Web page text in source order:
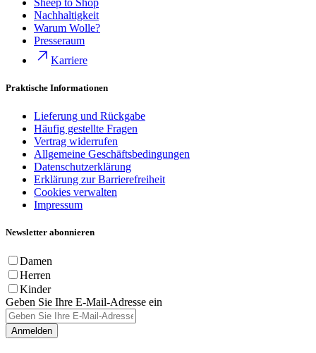
Sheep to Shop
Nachhaltigkeit
Warum Wolle?
Presseraum
Karriere
Praktische Informationen
Lieferung und Rückgabe
Häufig gestellte Fragen
Vertrag widerrufen
Allgemeine Geschäftsbedingungen
Datenschutzerklärung
Erklärung zur Barrierefreiheit
Cookies verwalten
Impressum
Newsletter abonnieren
Damen
Herren
Kinder
Geben Sie Ihre E-Mail-Adresse ein
Anmelden